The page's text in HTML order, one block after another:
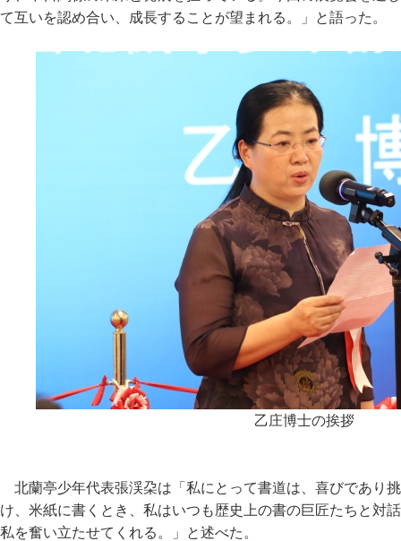
て互いを認め合い、成長することが望まれる。」と語った。
乙庄博士の挨拶
北蘭亭少年代表張渓朶は「私にとって書道は、喜びであり
け、米紙に書くとき、私はいつも歴史上の書の巨匠たちと対
私を奮い立たせてくれる。」と述べた。